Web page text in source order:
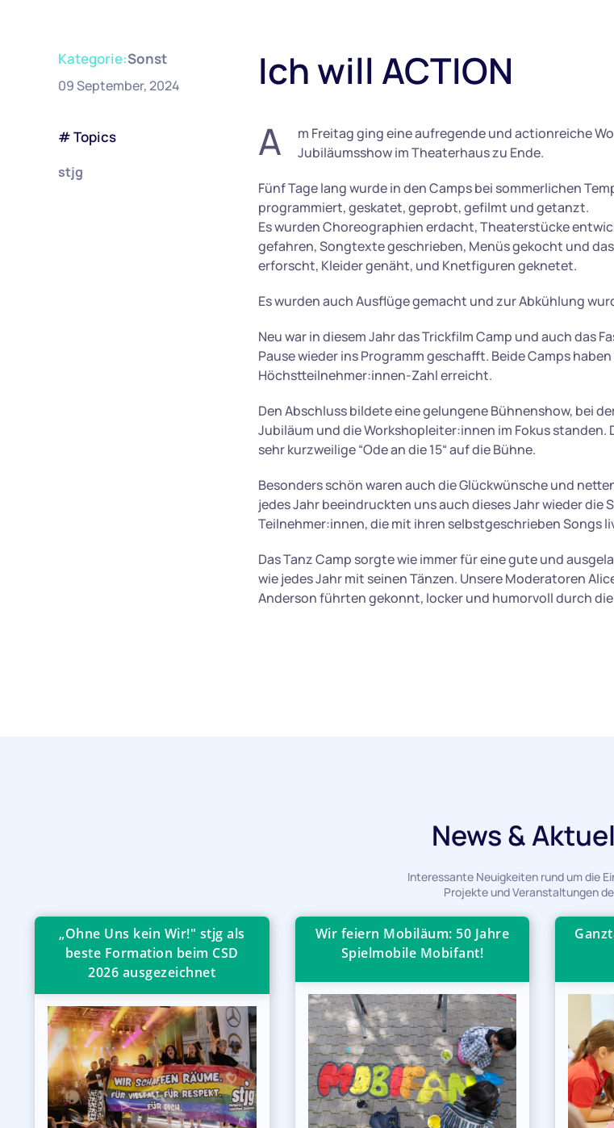
Kategorie:Sonst
09 September, 2024
# Topics
stjg
Ich will ACTION
A
m Freitag ging eine aufregende und actionreiche
Jubiläumsshow im Theaterhaus zu Ende.
Fünf Tage lang wurde in den Camps bei sommerlichen
programmiert, geskatet, geprobt, gefilmt und getanzt.
Es wurden Choreographien erdacht, Theaterstücke
gefahren, Songtexte geschrieben, Menüs gekocht und
erforscht, Kleider genäht, und Knetfiguren geknetet.
Es wurden auch Ausflüge gemacht und zur Abkühlung
Neu war in diesem Jahr das Trickfilm Camp und auch das
Pause wieder ins Programm geschafft. Beide Camps
Höchstteilnehmer:innen-Zahl erreicht.
Den Abschluss bildete eine gelungene Bühnenshow, bei
Jubiläum und die Workshopleiter:innen im Fokus standen.
sehr kurzweilige “Ode an die 15“ auf die Bühne.
Besonders schön waren auch die Glückwünsche und
jedes Jahr beeindruckten uns auch dieses Jahr wieder die
Teilnehmer:innen, die mit ihren selbstgeschrieben Songs
Das Tanz Camp sorgte wie immer für eine gute und
wie jedes Jahr mit seinen Tänzen. Unsere Moderatoren
Anderson führten gekonnt, locker und humorvoll durch die
News &
Interessante Neuigkeiten rund um die
Projekte und Veranstaltungen
„Ohne Uns kein Wir!" stjg als
beste Formation beim CSD
2026 ausgezeichnet
Wir feiern Mobiläum: 50 Jahre
Spielmobile Mobifant!